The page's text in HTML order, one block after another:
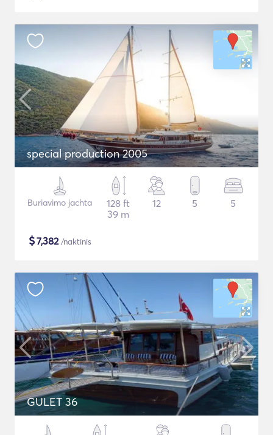
special production 2005
Buriavimo jachta
128 ft
39 m
12 5 5
$7,382/naktinis
GULET 36